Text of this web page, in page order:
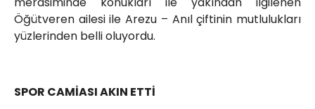
Öğütveren ailesi ile Arezu – Anıl çiftinin mutlulukları
yüzlerinden belli oluyordu.
SPOR CAMİASI AKIN ETTİ